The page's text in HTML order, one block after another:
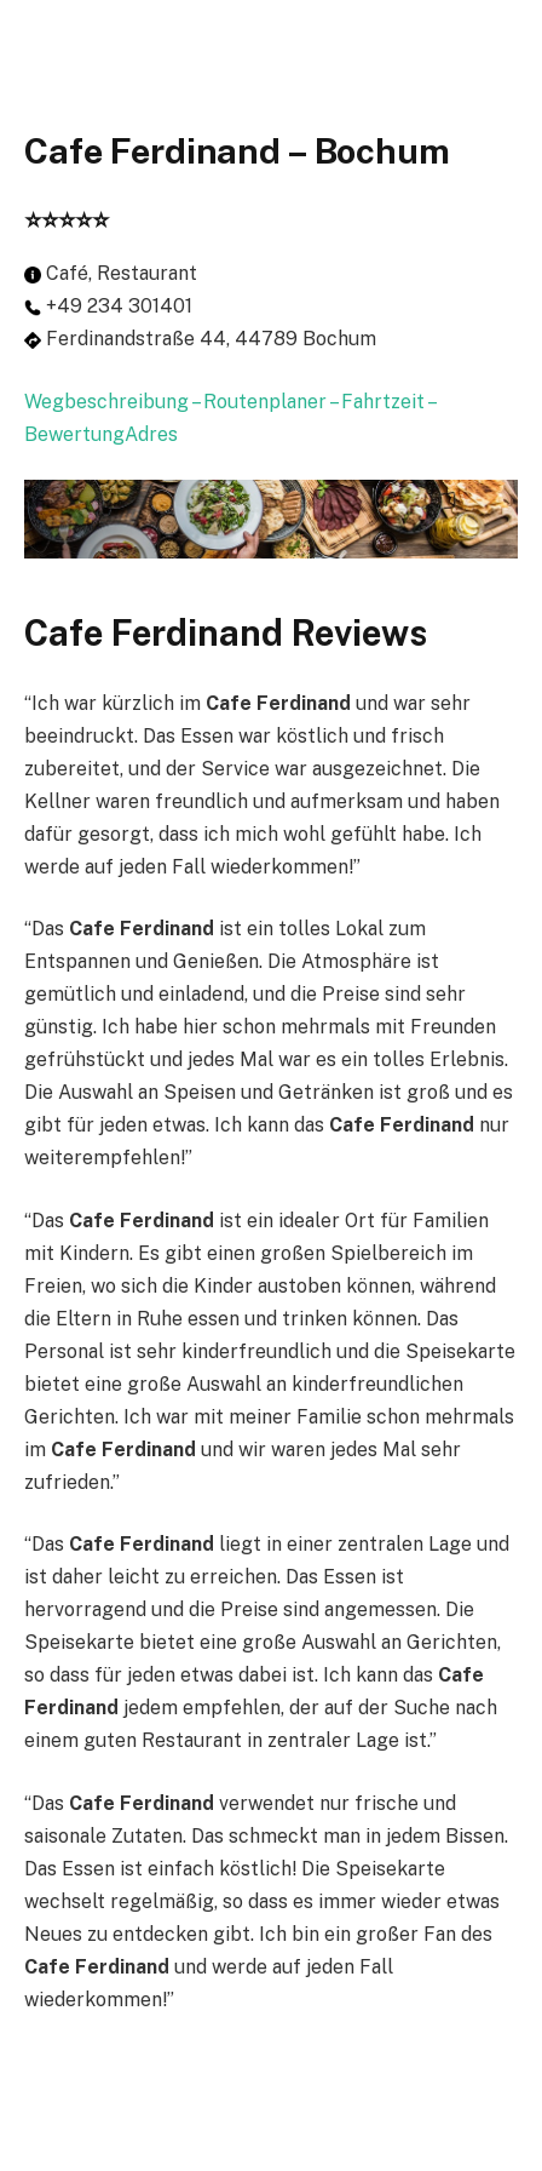
Cafe Ferdinand – Bochum
⭐⭐⭐⭐⭐
Café, Restaurant
+49 234 301401
Ferdinandstraße 44, 44789 Bochum
Wegbeschreibung – Routenplaner – Fahrtzeit –
BewertungAdres
Cafe Ferdinand Reviews
“Ich war kürzlich im Cafe Ferdinand und war sehr
beeindruckt. Das Essen war köstlich und frisch
zubereitet, und der Service war ausgezeichnet. Die
Kellner waren freundlich und aufmerksam und haben
dafür gesorgt, dass ich mich wohl gefühlt habe. Ich
werde auf jeden Fall wiederkommen!”
“Das Cafe Ferdinand ist ein tolles Lokal zum
Entspannen und Genießen. Die Atmosphäre ist
gemütlich und einladend, und die Preise sind sehr
günstig. Ich habe hier schon mehrmals mit Freunden
gefrühstückt und jedes Mal war es ein tolles Erlebnis.
Die Auswahl an Speisen und Getränken ist groß und es
gibt für jeden etwas. Ich kann das Cafe Ferdinand nur
weiterempfehlen!”
“Das Cafe Ferdinand ist ein idealer Ort für Familien
mit Kindern. Es gibt einen großen Spielbereich im
Freien, wo sich die Kinder austoben können, während
die Eltern in Ruhe essen und trinken können. Das
Personal ist sehr kinderfreundlich und die Speisekarte
bietet eine große Auswahl an kinderfreundlichen
Gerichten. Ich war mit meiner Familie schon mehrmals
im Cafe Ferdinand und wir waren jedes Mal sehr
zufrieden.”
“Das Cafe Ferdinand liegt in einer zentralen Lage und
ist daher leicht zu erreichen. Das Essen ist
hervorragend und die Preise sind angemessen. Die
Speisekarte bietet eine große Auswahl an Gerichten,
so dass für jeden etwas dabei ist. Ich kann das Cafe
Ferdinand jedem empfehlen, der auf der Suche nach
einem guten Restaurant in zentraler Lage ist.”
“Das Cafe Ferdinand verwendet nur frische und
saisonale Zutaten. Das schmeckt man in jedem Bissen.
Das Essen ist einfach köstlich! Die Speisekarte
wechselt regelmäßig, so dass es immer wieder etwas
Neues zu entdecken gibt. Ich bin ein großer Fan des
Cafe Ferdinand und werde auf jeden Fall
wiederkommen!”